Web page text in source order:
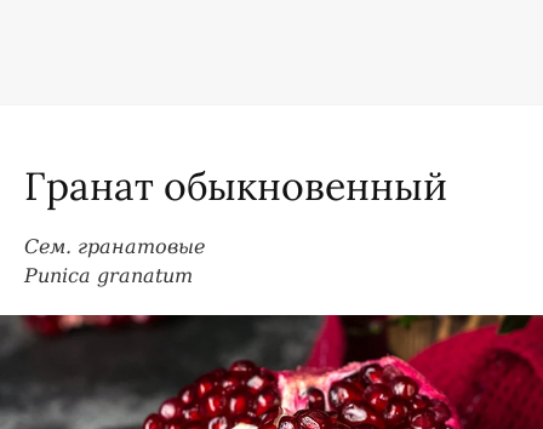
Гранат обыкновенный
Сем. гранатовые
Punica granatum